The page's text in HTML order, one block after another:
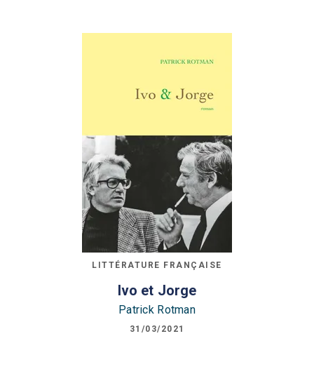
LITTÉRATURE FRANÇAISE
Ivo et Jorge
Patrick Rotman
31/03/2021